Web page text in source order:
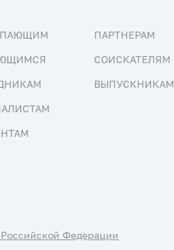
ПАРТНЕРАМ
СОИСКАТЕЛЯМ
ВЫПУСКНИКАМ
Федерации